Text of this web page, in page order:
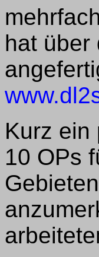
hat über
Kurz ein
10 OPs